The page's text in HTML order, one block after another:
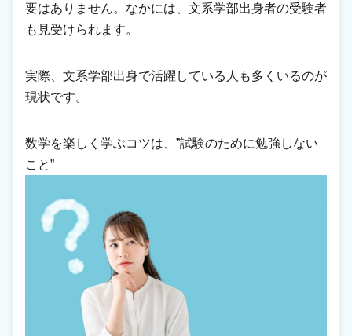
要はありません。なかには、文系学部出身者の受験者
も見受けられます。
実際、文系学部出身で活躍している人も多くいるのが
現状です。
数学を楽しく学ぶコツは、”試験のために勉強しない
こと”